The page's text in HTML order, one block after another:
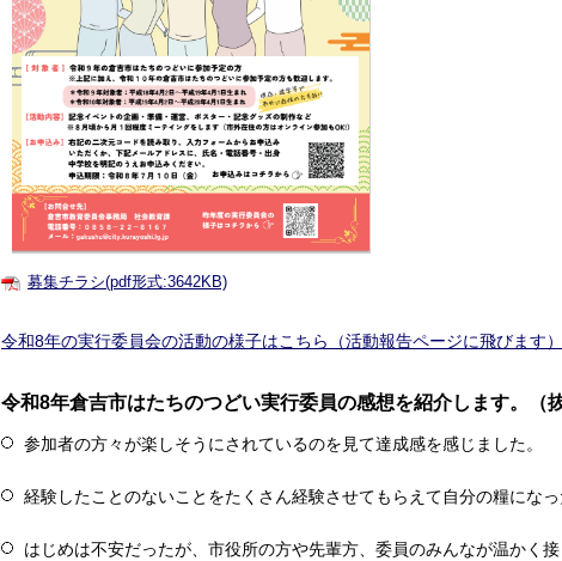
募集チラシ(pdf形式:3642KB)
令和8年の実行委員会の活動の様子はこちら（活動報告ページに飛びます）
令和8年倉吉市はたちのつどい実行委員の感想を紹介します。（抜
参加者の方々が楽しそうにされているのを見て達成感を感じました。
経験したことのないことをたくさん経験させてもらえて自分の糧になっ
はじめは不安だったが、市役所の方や先輩方、委員のみんなが温かく